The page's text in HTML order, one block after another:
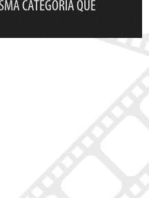
CATEGORÍA QUE